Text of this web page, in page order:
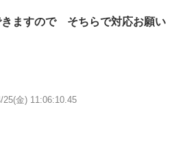
ますので そちらで対応お願い
25(金) 11:06:10.45